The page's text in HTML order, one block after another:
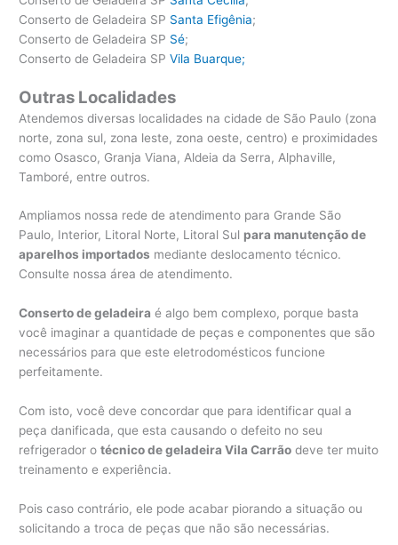
Conserto de Geladeira SP Santa Efigênia;
Conserto de Geladeira SP Sé;
Conserto de Geladeira SPVila Buarque;
Outras Localidades
Atendemos diversas localidades na cidade de São Paulo (zona
norte, zona sul, zona leste, zona oeste, centro) e proximidades
como Osasco, Granja Viana, Aldeia da Serra, Alphaville,
Tamboré, entre outros.
Ampliamos nossa rede de atendimento para Grande São
Paulo, Interior, Litoral Norte, Litoral Sul para manutenção de
aparelhos importados mediante deslocamento técnico.
Consulte nossa área de atendimento.
Conserto de geladeira é algo bem complexo, porque basta
você imaginar a quantidade de peças e componentes que são
necessários para que este eletrodomésticos funcione
perfeitamente.
Com isto, você deve concordar que para identificar qual a
peça danificada, que esta causando o defeito no seu
refrigerador otécnico de geladeira Vila Carrão deve ter muito
treinamento e experiência.
Pois caso contrário, ele pode acabar piorando a situação ou
solicitando a troca de peças que não são necessárias.